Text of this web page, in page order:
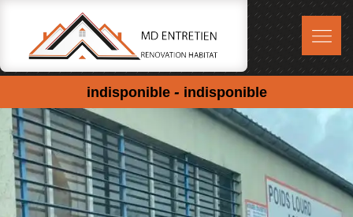
indisponible - indisponible